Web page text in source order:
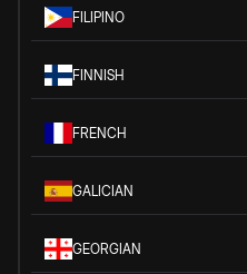
FILIPINO
FINNISH
FRENCH
GALICIAN
GEORGIAN